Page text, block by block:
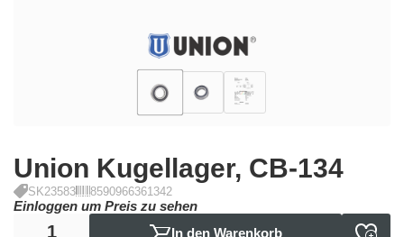
Union Kugellager, CB-134
SK23583 8590966361342
Einloggen um Preis zu sehen
In den Warenkorb